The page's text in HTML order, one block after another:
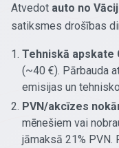
Atvedot auto no
satiksmes drošības
Tehniskā apskate
(~40 €). Pārbauda
emisijas un
PVN/akcīzes
mēnešiem vai
jāmaksā 21% PVN.